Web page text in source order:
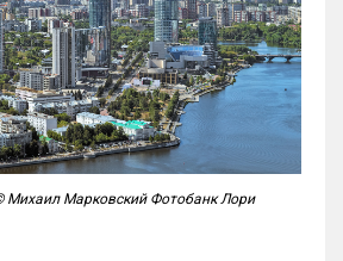
Михаил Марковский Фотобанк Лори